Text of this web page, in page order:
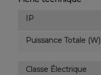
IP
Puissance Totale (W)
Classe Électrique